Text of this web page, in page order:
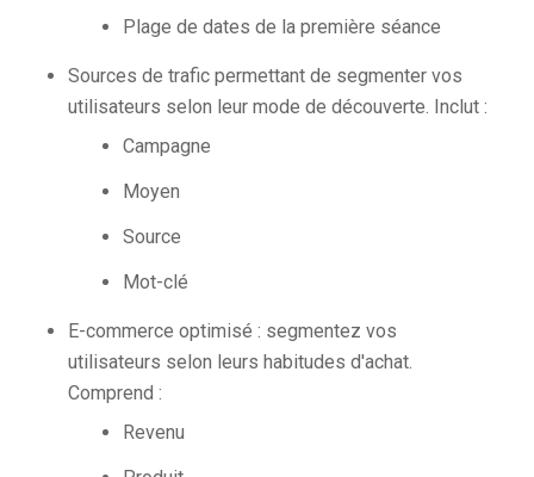
Plage de dates de la première séance
Sources de trafic permettant de segmenter vos
utilisateurs selon leur mode de découverte. Inclut :
Campagne
Moyen
Source
Mot-clé
E-commerce optimisé : segmentez vos
utilisateurs selon leurs habitudes d'achat.
Comprend :
Revenu